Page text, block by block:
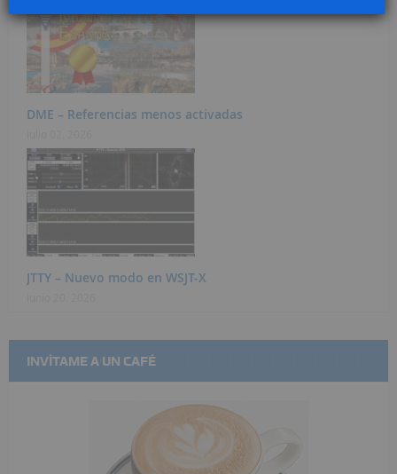
DME – Referencias menos activadas
JTTY – Nuevo modo en WSJT-X
INVÍTAME A UN CAFÉ